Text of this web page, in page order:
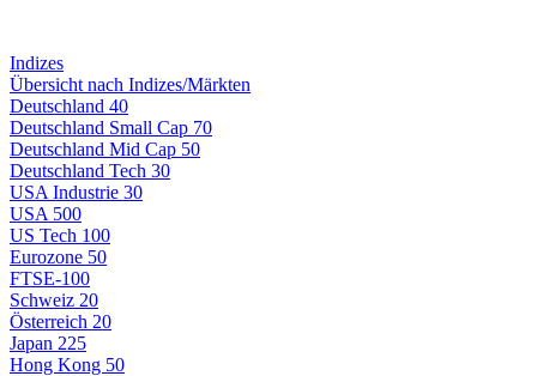
Indizes
Übersicht nach Indizes/Märkten
Deutschland 40
Deutschland Small Cap 70
Deutschland Mid Cap 50
Deutschland Tech 30
USA Industrie 30
USA 500
US Tech 100
Eurozone 50
FTSE-100
Schweiz 20
Österreich 20
Japan 225
Hong Kong 50